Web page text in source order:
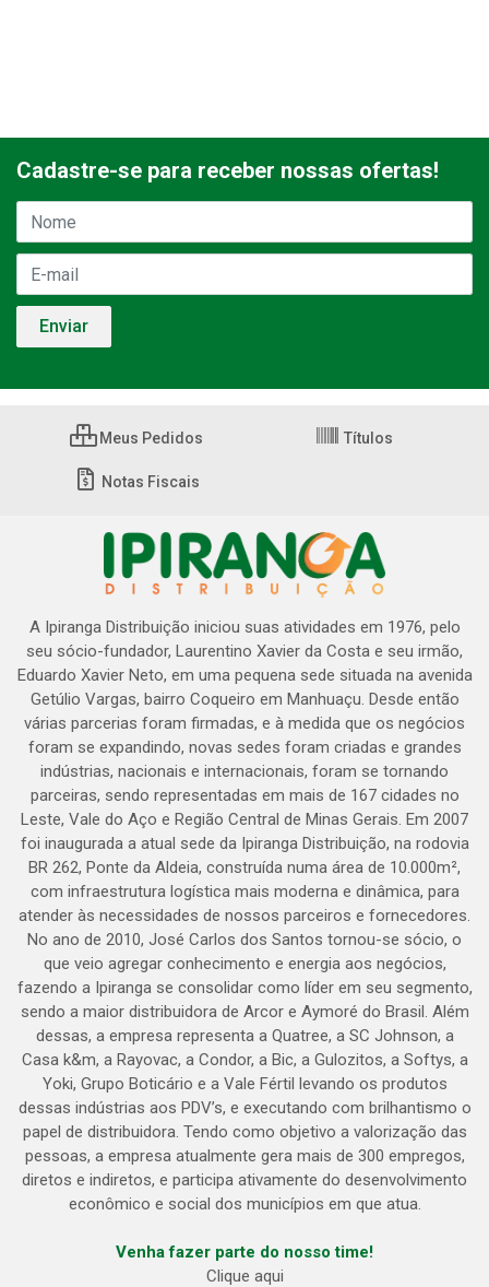
Cadastre-se para receber nossas ofertas!
Meus Pedidos Títulos
Notas Fiscais
A Ipiranga Distribuição iniciou suas atividades em 1976, pelo
seu sócio-fundador, Laurentino Xavier da Costa e seu irmão,
Eduardo Xavier Neto, em uma pequena sede situada na avenida
Getúlio Vargas, bairro Coqueiro em Manhuaçu. Desde então
várias parcerias foram firmadas, e à medida que os negócios
foram se expandindo, novas sedes foram criadas e grandes
indústrias, nacionais e internacionais, foram se tornando
parceiras, sendo representadas em mais de 167 cidades no
Leste, Vale do Aço e Região Central de Minas Gerais. Em 2007
foi inaugurada a atual sede da Ipiranga Distribuição, na rodovia
BR 262, Ponte da Aldeia, construída numa área de 10.000m²,
com infraestrutura logística mais moderna e dinâmica, para
atender às necessidades de nossos parceiros e fornecedores.
No ano de 2010, José Carlos dos Santos tornou-se sócio, o
que veio agregar conhecimento e energia aos negócios,
fazendo a Ipiranga se consolidar como líder em seu segmento,
sendo a maior distribuidora de Arcor e Aymoré do Brasil. Além
dessas, a empresa representa a Quatree, a SC Johnson, a
Casa k&m, a Rayovac, a Condor, a Bic, a Gulozitos, a Softys, a
Yoki, Grupo Boticário e a Vale Fértil levando os produtos
dessas indústrias aos PDV’s, e executando com brilhantismo o
papel de distribuidora. Tendo como objetivo a valorização das
pessoas, a empresa atualmente gera mais de 300 empregos,
diretos e indiretos, e participa ativamente do desenvolvimento
econômico e social dos municípios em que atua.
Venha fazer parte do nosso time!
Clique aqui